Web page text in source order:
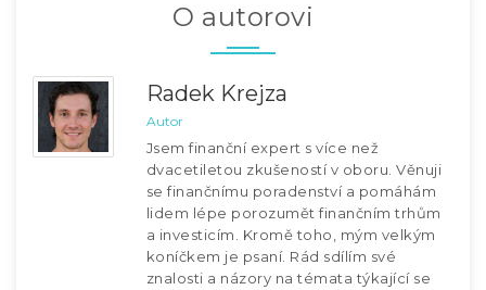
O autorovi
Radek Krejza
Autor
Jsem finanční expert s více než
dvacetiletou zkušeností v oboru. Věnuji
se finančnímu poradenství a pomáhám
lidem lépe porozumět finančním trhům
a investicím. Kromě toho, mým velkým
koníčkem je psaní. Rád sdílím své
znalosti a názory na témata týkající se